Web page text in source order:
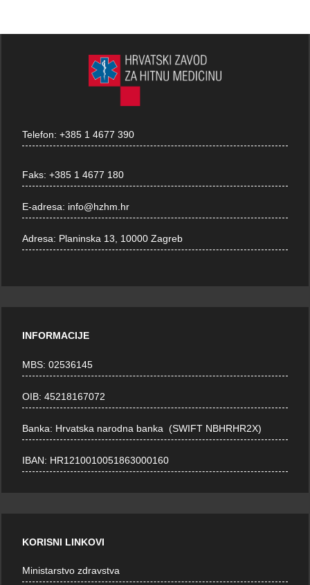
Telefon:+385 1 4677 390
Faks:+385 1 4677 180
E-adresa: info@hzhm.hr
Adresa: Planinska 13, 10000 Zagreb
INFORMACIJE
MBS: 02536145
OIB: 45218167072
Banka: Hrvatska narodna banka (SWIFT NBHRHR2X)
IBAN: HR1210010051863000160
KORISNI LINKOVI
Ministarstvo zdravstva